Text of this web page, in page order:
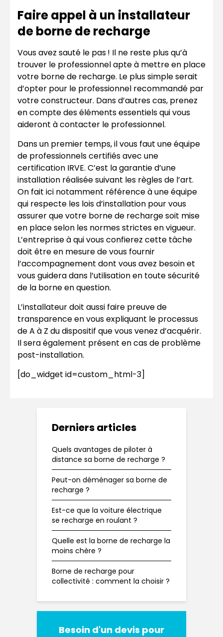
Faire appel à un installateur
de borne de recharge
Vous avez sauté le pas ! Il ne reste plus qu’à
trouver le professionnel apte à mettre en place
votre borne de recharge. Le plus simple serait
d’opter pour le professionnel recommandé par
votre constructeur. Dans d’autres cas, prenez
en compte des éléments essentiels qui vous
aideront à contacter le professionnel.
Dans un premier temps, il vous faut une équipe
de professionnels certifiés avec une
certification IRVE. C’est la garantie d’une
installation réalisée suivant les règles de l’art.
On fait ici notamment référence à une équipe
qui respecte les lois d’installation pour vous
assurer que votre borne de recharge soit mise
en place selon les normes strictes en vigueur.
L’entreprise à qui vous confierez cette tâche
doit être en mesure de vous fournir
l’accompagnement dont vous avez besoin et
vous guidera dans l’utilisation en toute sécurité
de la borne en question.
L’installateur doit aussi faire preuve de
transparence en vous expliquant le processus
de A à Z du dispositif que vous venez d’acquérir.
Il sera également présent en cas de problème
post-installation.
[do_widget id=custom_html-3]
Derniers articles
Quels avantages de piloter à
distance sa borne de recharge ?
Peut-on déménager sa borne de
recharge ?
Est-ce que la voiture électrique
se recharge en roulant ?
Quelle est la borne de recharge la
moins chère ?
Borne de recharge pour
collectivité : comment la choisir ?
Besoin d'un devis pour